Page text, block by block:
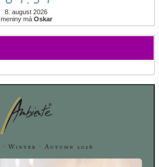
8. august 2026
meniny má Oskar